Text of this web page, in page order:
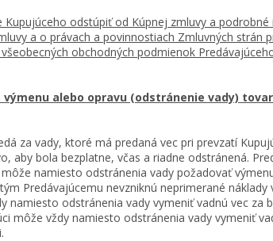
Kupujúceho odstúpiť od Kúpnej zmluvy a
a o právach a povinnostiach Zmluvných strán
všeobecných obchodných podmienok
alebo opravu (odstránenie vady)
za vady, ktoré má predaná vec pri prevzatí
aby bola bezplatne, včas a riadne odstránená.
namiesto odstránenia vady požadovať
Predávajúcemu nevzniknú neprimerané
namiesto odstránenia vady vymeniť vadnú vec za
môže vždy namiesto odstránenia vady vymeniť